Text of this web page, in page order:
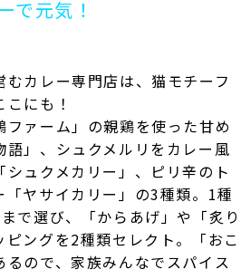
で元気！
むカレー専門店は、猫モチーフ
にも！
ファーム」の親鶏を使った甘め
語」、シュクメルリをカレー風
シュクメカリー」、ピリ辛のト
「ヤサイカリー」の3種類。1種
で選び、「からあげ」や「炙り
ピングを2種類セレクト。「おこ
るので、家族みんなでスパイス